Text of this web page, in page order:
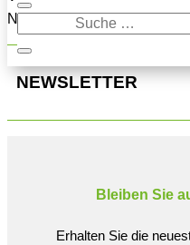
Navigation oben, um den
NEWSLETTER
Bleiben Sie
Erhalten Sie die